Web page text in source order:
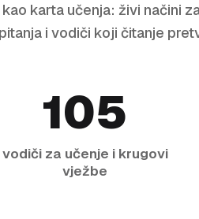
karta učenja: živi načini
i vodiči koji čitanje
105
vodiči za učenje i krugovi
vježbe